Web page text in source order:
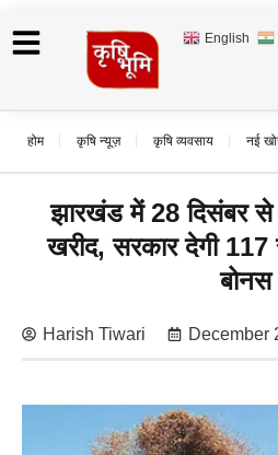
English
होम कृषि न्यूज़ कृषि व्यवसाय नई
झारखंड में 28 दिसंबर से
खरीद, सरकार देगी 117
बोनस
Harish Tiwari December